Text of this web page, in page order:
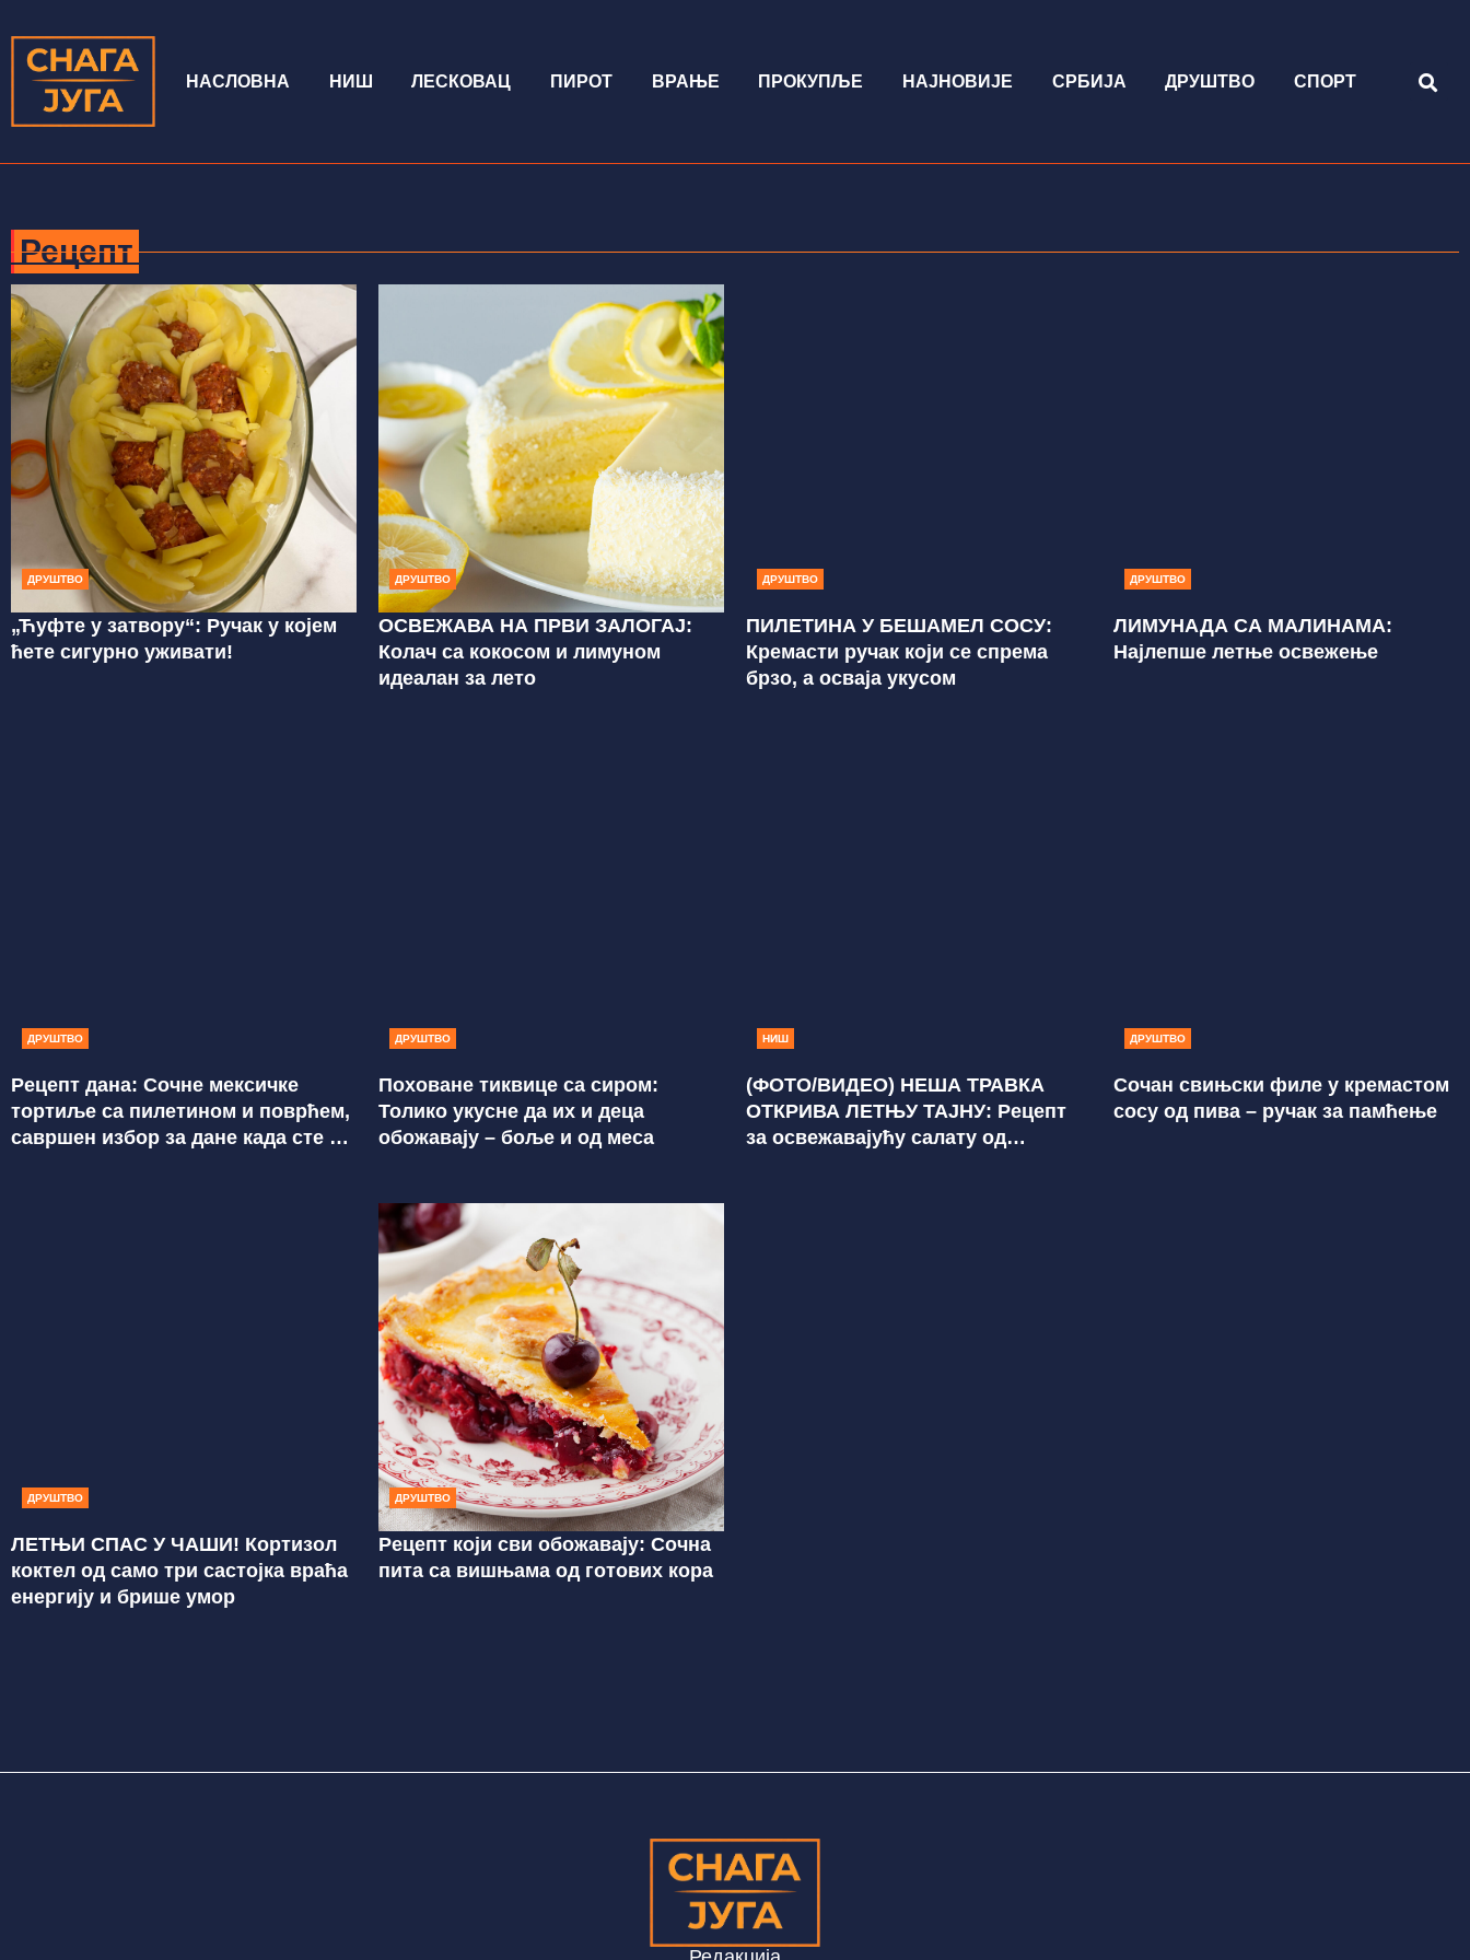
НАСЛОВНА НИШ ЛЕСКОВАЦ ПИРОТ ВРАЊЕ ПРОКУПЉЕ НАЈНОВИЈЕ СРБИЈА ДРУШТВО СПОРТ
Рецепт
ДРУШТВО
„Ћуфте у затвору“: Ручак у којем
ћете сигурно уживати!
ДРУШТВО
ОСВЕЖАВА НА ПРВИ ЗАЛОГАЈ:
Колач са кокосом и лимуном
идеалан за лето
ДРУШТВО
ПИЛЕТИНА У БЕШАМЕЛ СОСУ:
Кремасти ручак који се спрема
брзо, а осваја укусом
ДРУШТВО
ЛИМУНАДА СА МАЛИНАМА:
Најлепше летње освежење
ДРУШТВО
Рецепт дана: Сочне мексичке
тортиље са пилетином и поврћем,
савршен избор за дане када сте у
ДРУШТВО
Поховане тиквице са сиром:
Толико укусне да их и деца
обожавају – боље и од меса
НИШ
(ФОТО/ВИДЕО) НЕША ТРАВКА
ОТКРИВА ЛЕТЊУ ТАЈНУ: Рецепт
за освежавајућу салату од
ДРУШТВО
Сочан свињски филе у кремастом
сосу од пива – ручак за памћење
ДРУШТВО
ЛЕТЊИ СПАС У ЧАШИ! Кортизол
коктел од само три састојка враћа
енергију и брише умор
ДРУШТВО
Рецепт који сви обожавају: Сочна
пита са вишњама од готових кора